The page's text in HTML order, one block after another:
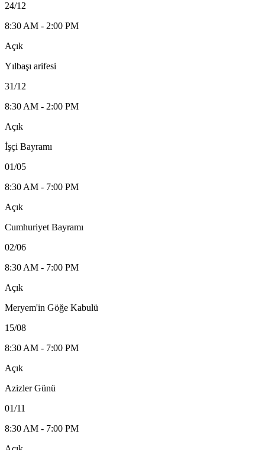
24/12
8:30 AM - 2:00 PM
Açık
Yılbaşı arifesi
31/12
8:30 AM - 2:00 PM
Açık
İşçi Bayramı
01/05
8:30 AM - 7:00 PM
Açık
Cumhuriyet Bayramı
02/06
8:30 AM - 7:00 PM
Açık
Meryem'in Göğe Kabulü
15/08
8:30 AM - 7:00 PM
Açık
Azizler Günü
01/11
8:30 AM - 7:00 PM